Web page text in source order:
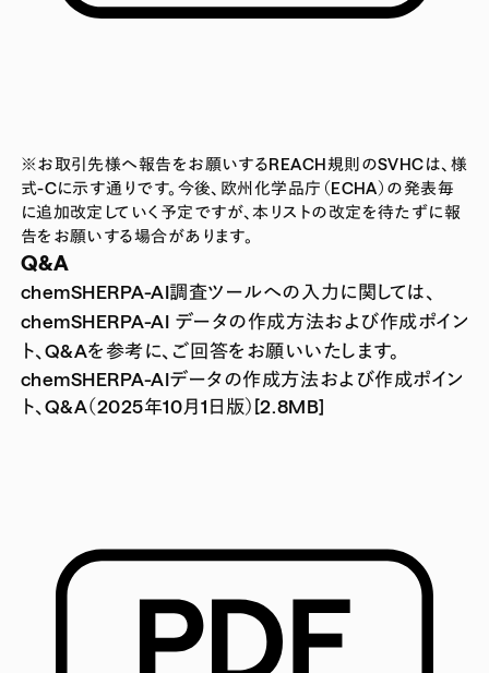
※お取引先様へ報告をお願いするREACH規則のSVHCは、様
式-Cに示す通りです。今後、欧州化学品庁（ECHA）の発表毎
に追加改定していく予定ですが、本リストの改定を待たずに報
告をお願いする場合があります。
Q&A
chemSHERPA-AI調査ツールへの入力に関しては、
chemSHERPA-AI データの作成方法および作成ポイン
ト、Q&Aを参考に、ご回答をお願いいたします。
chemSHERPA-AIデータの作成方法および作成ポイン
ト、Q&A（2025年10月1日版）[2.8MB]